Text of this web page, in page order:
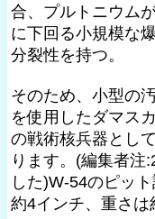
合、プルトニウム
に下回る小規模な
分裂性を持つ。
そのため、小型の
を使用したダマス
の戦術核兵器とし
ります。(編集者注
した)W-54のピッ
約4インチ、重さは